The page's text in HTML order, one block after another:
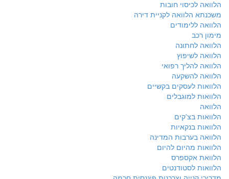
הלוואה לכיסוי חובות
משכנתא הלוואה לקניית דירה
הלוואה ללימודים
מימון רכב
הלוואה לחתונה
הלוואה לשיפוץ
הלוואה להליך רפואי
הלוואה להשקעה
הלוואות לעסקים בקשיים
הלוואות למוגבלים
הלוואה
הלוואות בצ'קים
הלוואות בנקאיות
הלוואה בערבות המדינה
הלוואות מהיום להיום
הלוואת אקספרס
הלוואות לסטודנטים